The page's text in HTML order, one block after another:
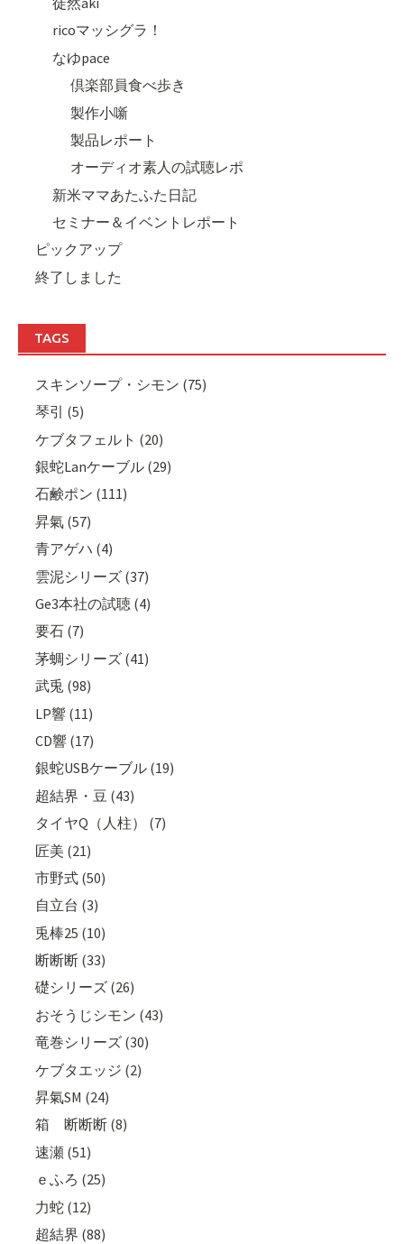
ricoマッシグラ！
なゆpace
倶楽部員食べ歩き
製作小噺
製品レポート
オーディオ素人の試聴レポ
新米ママあたふた日記
セミナー＆イベントレポート
ピックアップ
終了しました
TAGS
スキンソープ・シモン (75)
琴引 (5)
ケブタフェルト (20)
銀蛇Lanケーブル (29)
石鹸ポン (111)
昇氣 (57)
青アゲハ (4)
雲泥シリーズ (37)
Ge3本社の試聴 (4)
要石 (7)
茅蜩シリーズ (41)
武兎 (98)
LP響 (11)
CD響 (17)
銀蛇USBケーブル (19)
超結界・豆 (43)
タイヤQ（人柱） (7)
匠美 (21)
市野式 (50)
自立台 (3)
兎棒25 (10)
断断断 (33)
礎シリーズ (26)
おそうじシモン (43)
竜巻シリーズ (30)
ケブタエッジ (2)
昇氣SM (24)
箱 断断断 (8)
速瀬 (51)
ｅふろ (25)
力蛇 (12)
超結界 (88)